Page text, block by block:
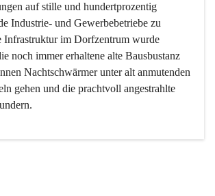
auf stille und hundertprozentig
Industrie- und Gewerbebetriebe zu
Infrastruktur im Dorfzentrum wurde
noch immer erhaltene alte Bausbustanz
Nachtschwärmer unter alt anmutenden
gehen und die prachtvoll angestrahlte
heute nicht mehr, ist aber integrativer